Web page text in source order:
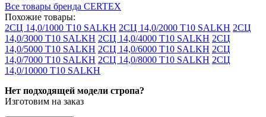
Все товары бренда CERTEX
Похожие товары:
2СЦ 14,0/1000 Т10 SALKH 2СЦ 14,0/2000 Т10 SALKH 2СЦ
14,0/3000 Т10 SALKH 2СЦ 14,0/4000 Т10 SALKH 2СЦ
14,0/5000 Т10 SALKH 2СЦ 14,0/6000 Т10 SALKH 2СЦ
14,0/7000 Т10 SALKH 2СЦ 14,0/8000 Т10 SALKH 2СЦ
14,0/10000 Т10 SALKH
Нет подходящей модели стропа?
Изготовим на заказ